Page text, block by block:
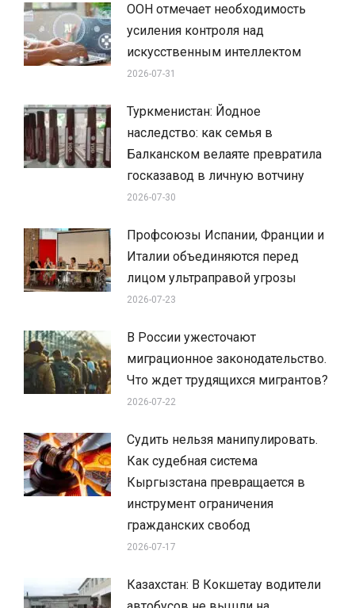
ООН отмечает необходимость
усиления контроля над
искусственным интеллектом
2026-07-31
Туркменистан: Йодное
наследство: как семья в
Балканском велаяте превратила
госказавод в личную вотчину
2026-07-30
Профсоюзы Испании, Франции и
Италии объединяются перед
лицом ультраправой угрозы
2026-07-23
В России ужесточают
миграционное законодательство.
Что ждет трудящихся мигрантов?
2026-07-22
Судить нельзя манипулировать.
Как судебная система
Кыргызстана превращается в
инструмент ограничения
гражданских свобод
2026-07-17
Казахстан: В Кокшетау водители